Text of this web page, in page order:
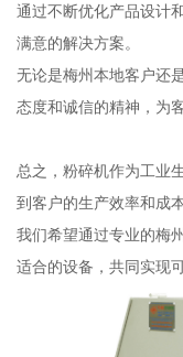
通过不断优化产品设计
满意的解决方案。
无论是梅州本地客户还
态度和诚信的精神，为
总之，粉碎机作为工业
到客户的生产效率和成本
我们希望通过专业的梅
适合的设备，共同实现